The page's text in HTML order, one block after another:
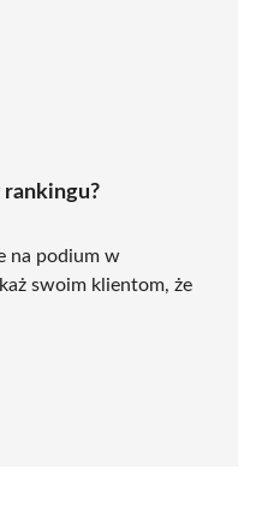
rankingu?
na podium w
swoim klientom, że